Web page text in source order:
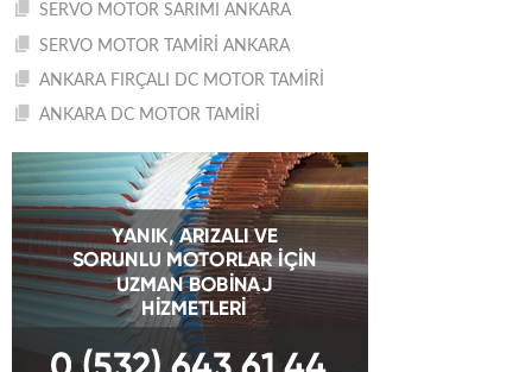
SERVO MOTOR SARIMI ANKARA
SERVO MOTOR TAMİRİ ANKARA
ANKARA FIRÇALI DC MOTOR TAMİRİ
ANKARA DC MOTOR TAMİRİ